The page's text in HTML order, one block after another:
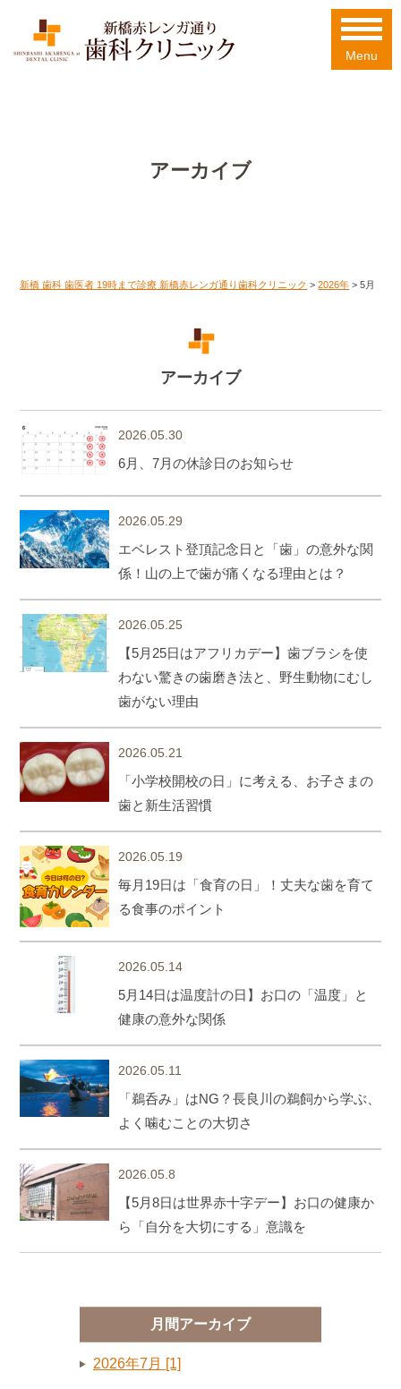
Menu
アーカイブ
新橋 歯科 歯医者 19時まで診療 新橋赤レンガ通り歯科クリニック >2026年 >5月
アーカイブ
2026.05.30
6月、7月の休診日のお知らせ
2026.05.29
エベレスト登頂記念日と「歯」の意外な関
係！山の上で歯が痛くなる理由とは？
2026.05.25
【5月25日はアフリカデー】歯ブラシを使
わない驚きの歯磨き法と、野生動物にむし
歯がない理由
2026.05.21
「小学校開校の日」に考える、お子さまの
歯と新生活習慣
2026.05.19
毎月19日は「食育の日」！丈夫な歯を育て
る食事のポイント
2026.05.14
5月14日は温度計の日】お口の「温度」と
健康の意外な関係
2026.05.11
「鵜呑み」はNG？長良川の鵜飼から学ぶ、
よく噛むことの大切さ
2026.05.8
【5月8日は世界赤十字デー】お口の健康か
ら「自分を大切にする」意識を
月間アーカイブ
2026年7月 [1]